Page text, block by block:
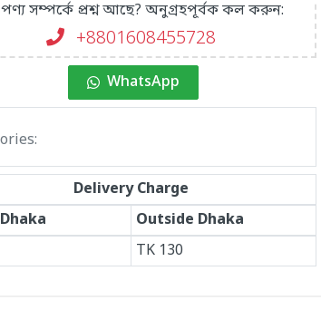
সম্পর্কে প্রশ্ন আছে? অনুগ্রহপূর্বক কল করুন:
+8801608455728
WhatsApp
Delivery Charge
Outside Dhaka
TK 130